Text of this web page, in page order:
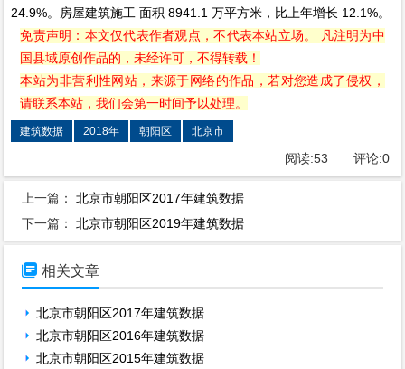
24.9%。房屋建筑施工 面积 8941.1 万平方米，比上年增长 12.1%。
免责声明：本文仅代表作者观点，不代表本站立场。 凡注明为中
国县域原创作品的，未经许可，不得转载！
本站为非营利性网站，来源于网络的作品，若对您造成了侵权，
请联系本站，我们会第一时间予以处理。
建筑数据 2018年 朝阳区 北京市
阅读:53 评论:0
上一篇：北京市朝阳区2017年建筑数据
下一篇：北京市朝阳区2019年建筑数据
 相关文章
北京市朝阳区2017年建筑数据
北京市朝阳区2016年建筑数据
北京市朝阳区2015年建筑数据